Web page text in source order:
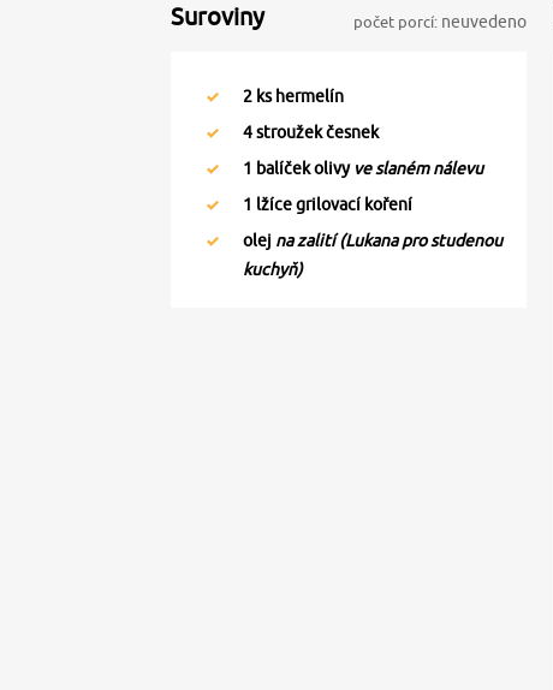
Suroviny počet porcí: neuvedeno
2 ks hermelín
4stroužek česnek
1 balíček olivy ve slaném nálevu
1 lžíce grilovací koření
olej na zalití (Lukana pro studenou
kuchyň)